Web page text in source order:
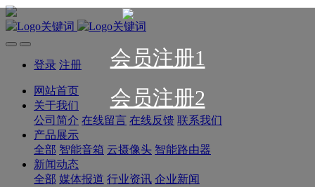
会员注册1
会员注册2
登录 注册
网站首页
关于我们
公司简介 在线留言 在线反馈 联系我们
产品展示
全部 智能音箱 云摄像头 智能路由器
新闻动态
全部 媒体报道 行业资讯 企业新闻